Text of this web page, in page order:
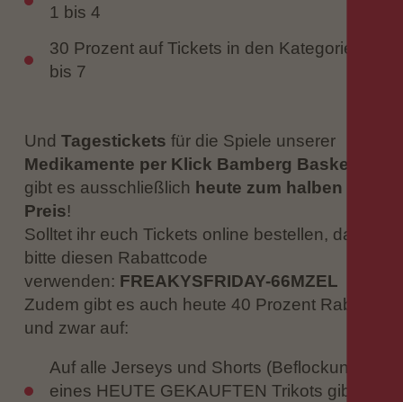
1 bis 4
30 Prozent auf Tickets in den Kategorien 5
bis 7
UndTagestickets für die Spiele unserer
Medikamente per Klick Bamberg Baskets
gibt es ausschließlich heute zum halben
Preis!
Solltet ihr euch Tickets online bestellen, dann
bitte diesen Rabattcode
verwenden: FREAKYSFRIDAY-66MZEL
Zudem gibt es auch heute 40 Prozent Rabatt
und zwar auf:
Auf alle Jerseys und Shorts (Beflockung
eines HEUTE GEKAUFTEN Trikots gibt